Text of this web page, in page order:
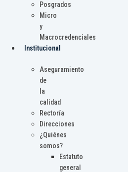
Posgrados
Micro
y
Macrocredenciales
Institucional
Aseguramiento
de
la
calidad
Rectoría
Direcciones
¿Quiénes
somos?
Estatuto
general